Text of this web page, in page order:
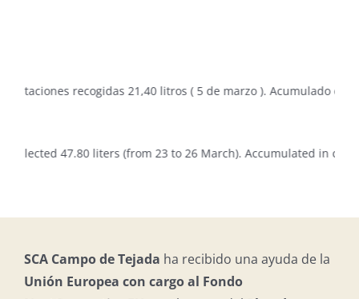
recogidas 21,40 litros ( 5 de marzo ). Acumulado en
47.80 liters (from 23 to 26 March). Accumulated in
SCA Campo de Tejada ha recibido una ayuda de la
Unión Europea con cargo al Fondo